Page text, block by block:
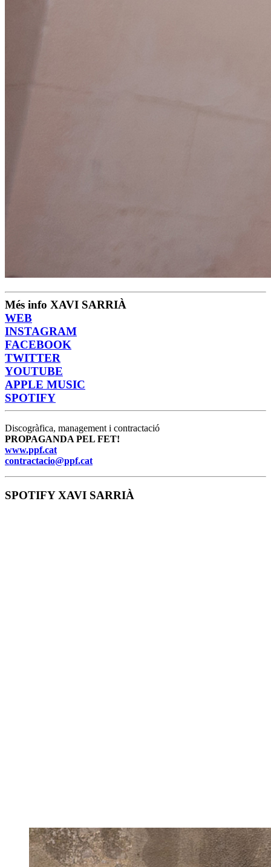
Més info XAVI SARRIÀ
WEB
INSTAGRAM
FACEBOOK
TWITTER
YOUTUBE
APPLE MUSIC
SPOTIFY
Discogràfica, management i contractació
PROPAGANDA PEL FET!
www.ppf.cat
contractacio@ppf.cat
SPOTIFY XAVI SARRIÀ